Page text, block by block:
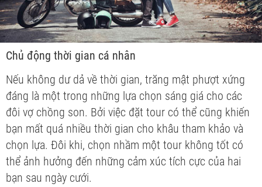
Chủ động thời gian cá nhân
Nếu không dư dả về thời gian, trăng mật phượt xứng
đáng là một trong những lựa chọn sáng giá cho các
đôi vợ chồng son. Bởi việc đặt tour có thể cũng khiến
bạn mất quá nhiều thời gian cho khâu tham khảo và
chọn lựa. Đôi khi, chọn nhầm một tour không tốt có
thể ảnh hưởng đến những cảm xúc tích cực của hai
bạn sau ngày cưới.